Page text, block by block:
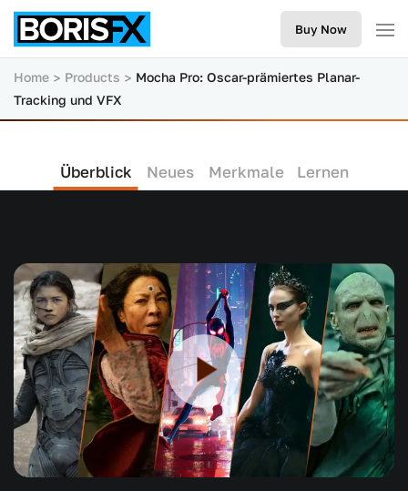
Buy Now
Home Products
Mocha Pro: Oscar-prämiertes Planar-
Tracking und VFX
Überblick Neues Merkmale Lernen